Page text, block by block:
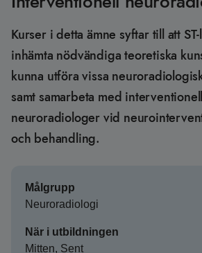
Kurser i detta ämne syftar till att
inhämta nödvändiga teoretiska
kunna utföra vissa
samt samarbeta med
neuroradiologer vid
och behandling.
Målgrupp
Neuroradiologi
När i utbildningen
Mitten, Sent